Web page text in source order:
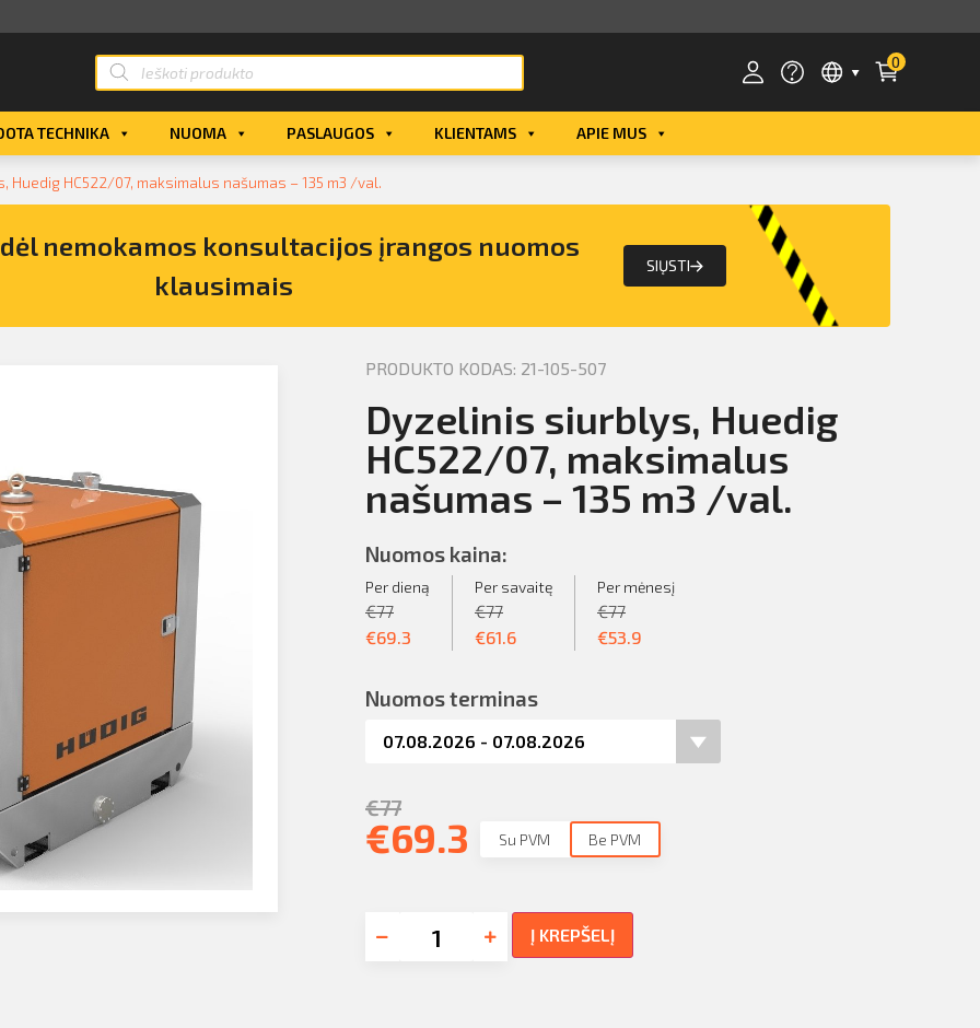
0
ID card
Mobile ID
TECHNIKA NUOMA PASLAUGOS KLIENTAMS APIE MUS
Huedig HC522/07, maksimalus našumas – 135 m3 /val.
nemokamos konsultacijos įrangos nuomos
klausimais
SIŲSTI
PRODUKTO KODAS: 21-105-507
Dyzelinis siurblys, Huedig
HC522/07, maksimalus
našumas – 135 m3 /val.
Nuomos kaina:
Per dieną
€77
€69.3
Per savaitę
€77
€61.6
Per mėnesį
€77
€53.9
Nuomos terminas
€77
€69.3 Su PVM Be PVM
Į KREPŠELĮ